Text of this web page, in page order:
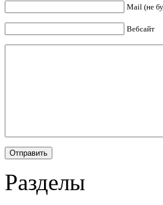
Mail (не
Вебсайт
Разделы